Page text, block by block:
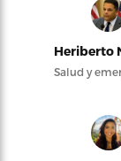
Heriberto
Salud y